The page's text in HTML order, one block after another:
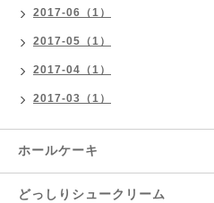
2017-06（1）
2017-05（1）
2017-04（1）
2017-03（1）
ホールケーキ
どっしりシュークリーム